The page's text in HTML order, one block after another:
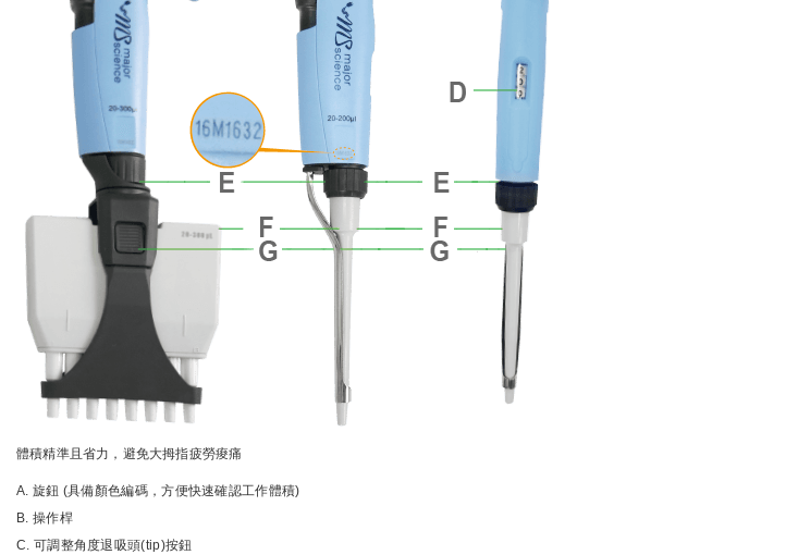
體積精準且省力，避免大拇指疲勞痠痛
A. 旋鈕 (具備顏色編碼，方便快速確認工作體積)
B. 操作桿
C. 可調整角度退吸頭(tip)按鈕